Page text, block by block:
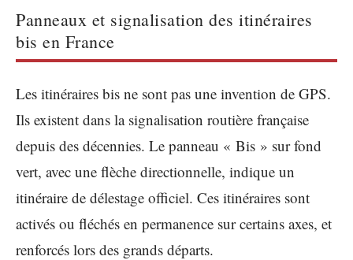
Panneaux et signalisation des itinéraires
bis en France
Les itinéraires bis ne sont pas une invention de GPS.
Ils existent dans la signalisation routière française
depuis des décennies. Le panneau « Bis » sur fond
vert, avec une flèche directionnelle, indique un
itinéraire de délestage officiel. Ces itinéraires sont
activés ou fléchés en permanence sur certains axes, et
renforcés lors des grands départs.